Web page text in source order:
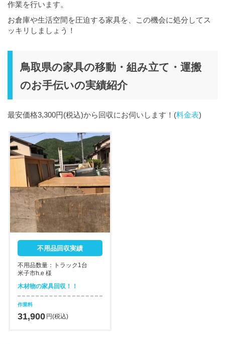
作業を行います。
お倉庫や生活空間を圧迫する家具を、この機会に処分してス
ッキリしましょう！
鳥取県の家具の移動・組み立て・運搬
のお手伝いの実績紹介
最安価格3,300円(税込)から回収にお伺いします！(料金表)
不用品回収実績
不用品数量：トラック1台
米子市h.e 様
木材物の家具回収！！
作業料
31,900 円(税込)